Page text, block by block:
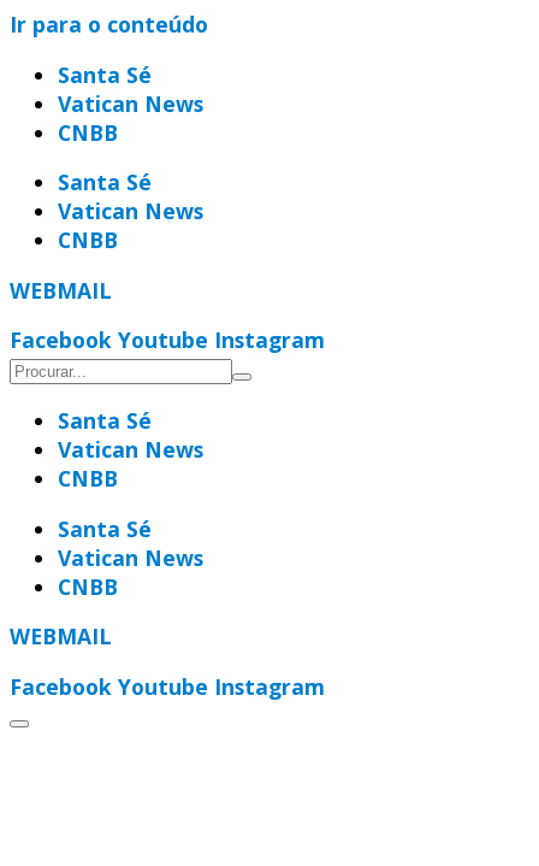
Ir para o conteúdo
Santa Sé
Vatican News
CNBB
Santa Sé
Vatican News
CNBB
WEBMAIL
Facebook Youtube Instagram
Santa Sé
Vatican News
CNBB
Santa Sé
Vatican News
CNBB
WEBMAIL
Facebook Youtube Instagram